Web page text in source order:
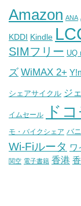
Amazon ANA
KDDI Kindle
SIMフリー UQ
ズ WiMAX 2+
シェアサイクル ジ
イムセール ド
モ・バイクシェア バ
Wi-Fiルータ ワ
関空 電子書籍 香港